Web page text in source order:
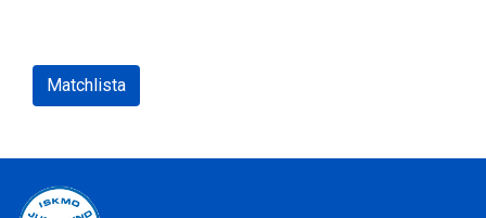
Matchlista